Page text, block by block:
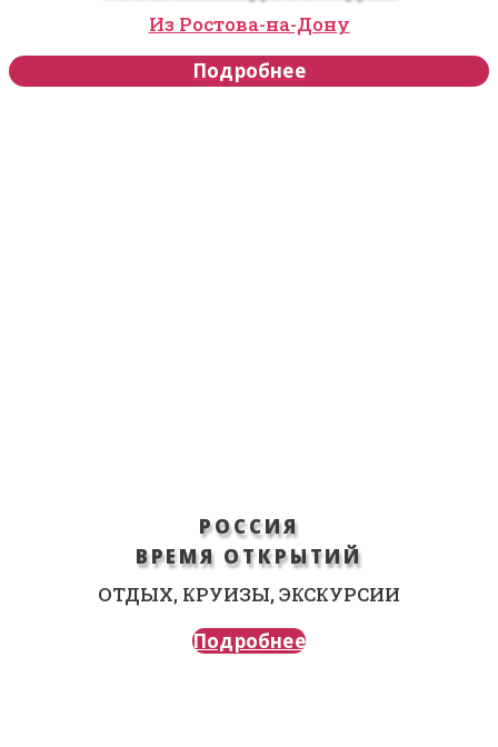
Из Ростова-на-Дону
Подробнее
РОССИЯ
ВРЕМЯ ОТКРЫТИЙ
ОТДЫХ, КРУИЗЫ, ЭКСКУРСИИ
Подробнее